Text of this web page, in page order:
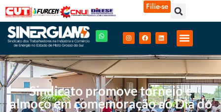
Filie-se
Sindicato promove torneio e
almoço em comemoração ao Dia do